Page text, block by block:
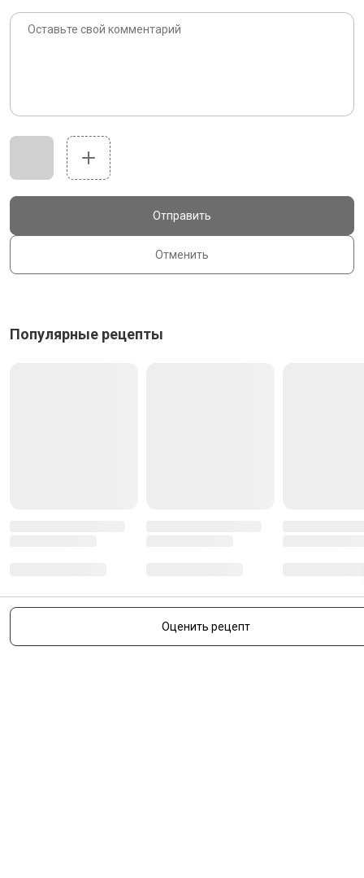
Оценить рецепт
Отменить
Отправить
Популярные рецепты
Есть вопросы?
+7 495 640 9 640с 06:00 до 00:00